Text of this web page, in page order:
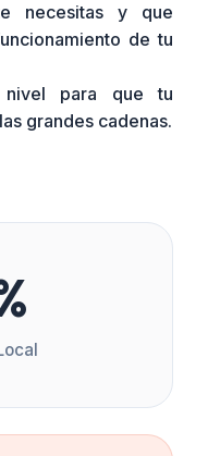
necesitas y que
de tu
nivel para que tu
grandes cadenas.